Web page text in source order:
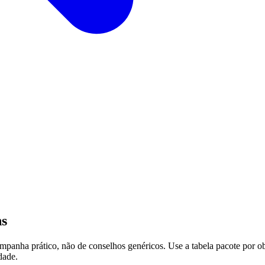
prático, não de conselhos genéricos. Use a tabela pacote